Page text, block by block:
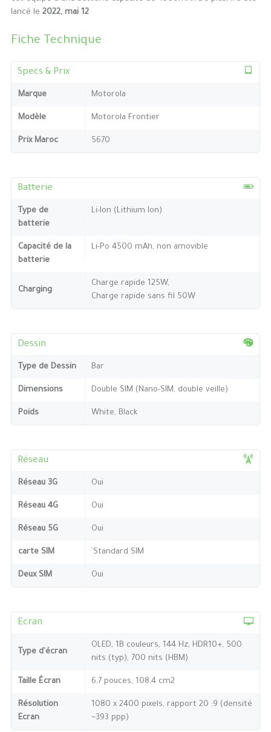
lancé le 2022, mai 12
Fiche Technique
Specs & Prix
Marque Motorola
Modèle Motorola Frontier
Prix Maroc 5670
Batterie
Type de
batterie
Li-Ion (Lithium Ion)
Capacité de la
batterie
Li-Po 4500 mAh, non amovible
Charging
Charge rapide 125W,
Charge rapide sans fil 50W
Dessin
Type de Dessin Bar
Dimensions Double SIM (Nano-SIM, double veille)
Poids White, Black
Réseau
Réseau 3G Oui
Réseau 4G Oui
Réseau 5G Oui
carte SIM `Standard SIM
Deux SIM Oui
Ecran
Type d'écran
OLED, 1B couleurs, 144 Hz, HDR10+, 500
nits (typ), 700 nits (HBM)
Taille Écran 6,7 pouces, 108,4 cm2
Résolution
Ecran
1080 x 2400 pixels, rapport 20 :9 (densité
~393 ppp)